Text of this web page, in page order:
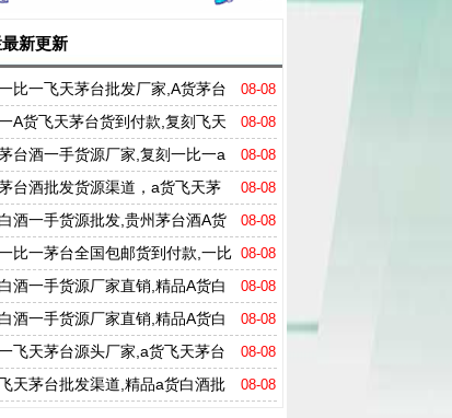
新更新
08-08
比一飞天茅台批发厂家,A货茅台
货源批发 08-08
A货飞天茅台货到付款,复刻飞天
手货源商家 08-08
台酒一手货源厂家,复刻一比一a
茅台 08-08
台酒批发货源渠道，a货飞天茅
货源商家 08-08
酒一手货源批发,贵州茅台酒A货
销 08-08
比一茅台全国包邮货到付款,一比
茅台酒53度批发渠道 08-08
酒一手货源厂家直销,精品A货白
货源 08-08
酒一手货源厂家直销,精品A货白
货源 08-08
飞天茅台源头厂家,a货飞天茅台
信 08-08
天茅台批发渠道,精品a货白酒批